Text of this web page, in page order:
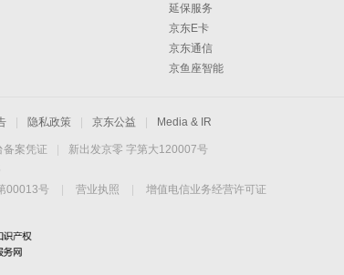
延保服务
京东E卡
京东通信
京鱼座智能
隐私政策 京东公益 Media & IR
备案凭证
新出发京零 字第大120007号
00013号 营业执照
增值电信业务经营许可证